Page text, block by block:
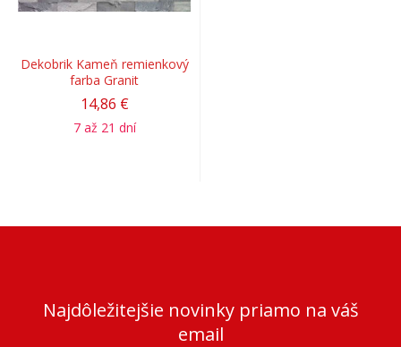
Dekobrik Kameň remienkový
farba Granit
14,86 €
7 až 21 dní
Najdôležitejšie novinky priamo na váš
email